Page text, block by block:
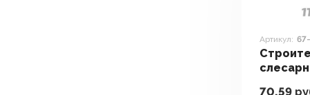
Артикул:
70,59